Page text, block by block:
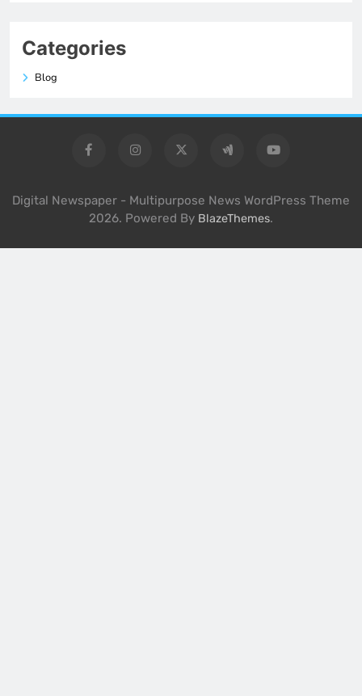
Categories
Blog
Digital Newspaper - Multipurpose News WordPress Theme
2026. Powered By BlazeThemes.